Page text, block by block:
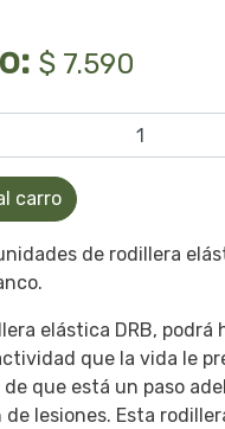
$ 7.590
carro
de rodillera
elástica DRB, podrá
que la vida le
de que está un paso
de lesiones. Esta